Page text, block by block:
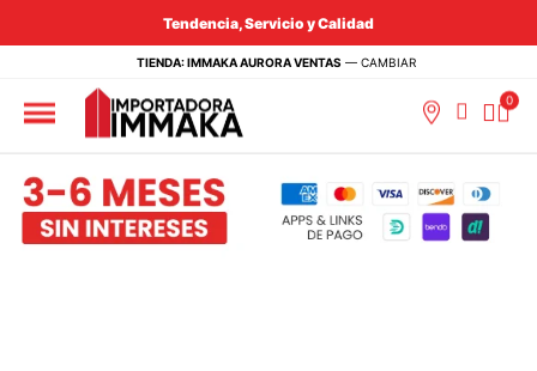
Tendencia, Servicio y Calidad
TIENDA: IMMAKA AURORA VENTAS — CAMBIAR